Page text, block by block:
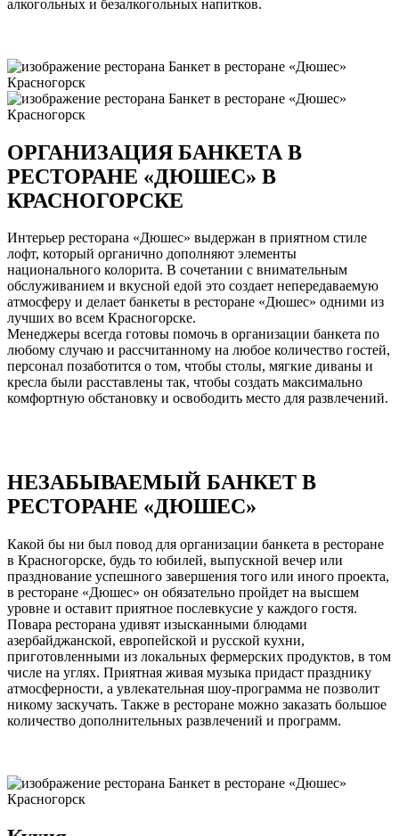
алкогольных и безалкогольных напитков.
ОРГАНИЗАЦИЯ БАНКЕТА В
РЕСТОРАНЕ «ДЮШЕС» В
КРАСНОГОРСКЕ
Интерьер ресторана «Дюшес» выдержан в приятном стиле
лофт, который органично дополняют элементы
национального колорита. В сочетании с внимательным
обслуживанием и вкусной едой это создает непередаваемую
атмосферу и делает банкеты в ресторане «Дюшес» одними из
лучших во всем Красногорске.
Менеджеры всегда готовы помочь в организации банкета по
любому случаю и рассчитанному на любое количество гостей,
персонал позаботится о том, чтобы столы, мягкие диваны и
кресла были расставлены так, чтобы создать максимально
комфортную обстановку и освободить место для развлечений.
НЕЗАБЫВАЕМЫЙ БАНКЕТ В
РЕСТОРАНЕ «ДЮШЕС»
Какой бы ни был повод для организации банкета в ресторане
в Красногорске, будь то юбилей, выпускной вечер или
празднование успешного завершения того или иного проекта,
в ресторане «Дюшес» он обязательно пройдет на высшем
уровне и оставит приятное послевкусие у каждого гостя.
Повара ресторана удивят изысканными блюдами
азербайджанской, европейской и русской кухни,
приготовленными из локальных фермерских продуктов, в том
числе на углях. Приятная живая музыка придаст празднику
атмосферности, а увлекательная шоу-программа не позволит
никому заскучать. Также в ресторане можно заказать большое
количество дополнительных развлечений и программ.